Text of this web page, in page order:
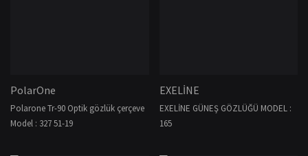
PolarOne
Polarone Tr-90 Optik gözlük çerçeve
Model : 327 51-19
EXELİNE
EXELİNE GÜNEŞ GÖZLÜĞÜ MODEL :
165